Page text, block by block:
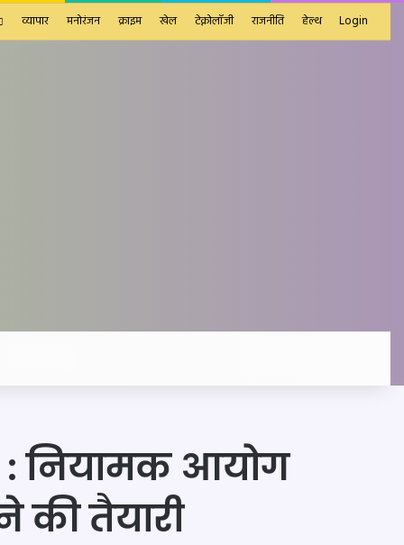
व्यापार मनोरंजन क्राइम खेल टेक्नोलॉजी राजनीति हेल्थ Login
: नियामक आयोग
की तैयारी